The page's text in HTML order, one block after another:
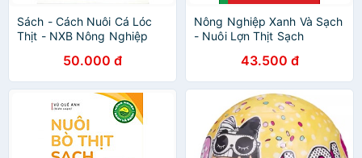
Sách - Cách Nuôi Cá Lóc
Thịt - NXB Nông Nghiệp
50.000 đ
Nông Nghiệp Xanh Và Sạch
- Nuôi Lợn Thịt Sạch
43.500 đ